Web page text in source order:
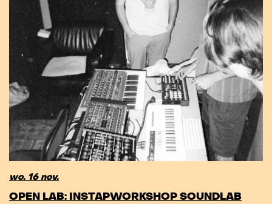
wo. 16 nov.
OPEN LAB: INSTAPWORKSHOP SOUNDLAB